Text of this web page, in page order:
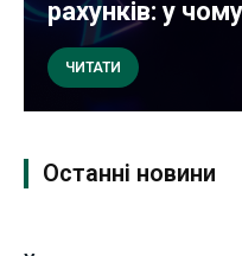
рахунків: у
ЧИТАТИ
Останні новини